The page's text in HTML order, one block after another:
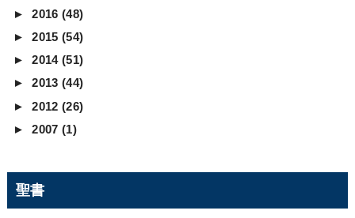
►2016(48)
►2015(54)
►2014(51)
►2013(44)
►2012(26)
►2007(1)
聖書